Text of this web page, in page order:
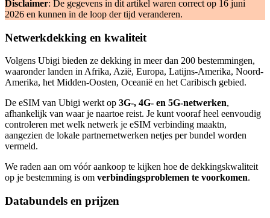
Disclaimer: De gegevens in dit artikel waren correct op 16 juni
2026 en kunnen in de loop der tijd veranderen.
Netwerkdekking en kwaliteit
Volgens Ubigi bieden ze dekking in meer dan 200 bestemmingen,
waaronder landen in Afrika, Azië, Europa, Latijns-Amerika, Noord-
Amerika, het Midden-Oosten, Oceanië en het Caribisch gebied.
De eSIM van Ubigi werkt op 3G-, 4G- en 5G-netwerken,
afhankelijk van waar je naartoe reist. Je kunt vooraf heel eenvoudig
controleren met welk netwerk je eSIM verbinding maaktn,
aangezien de lokale partnernetwerken netjes per bundel worden
vermeld.
We raden aan om vóór aankoop te kijken hoe de dekkingskwaliteit
op je bestemming is om verbindingsproblemen te voorkomen.
Databundels en prijzen